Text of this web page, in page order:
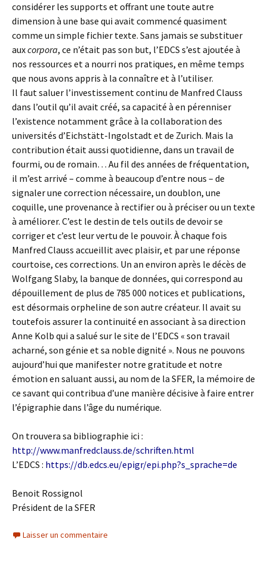
considérer les supports et offrant une toute autre
dimension à une base qui avait commencé quasiment
comme un simple fichier texte. Sans jamais se substituer
auxcorpora, ce n’était pas son but, l’EDCS s’est ajoutée à
nos ressources et a nourri nos pratiques, en même temps
que nous avons appris à la connaître et à l’utiliser.
Il faut saluer l’investissement continu de Manfred Clauss
dans l’outil qu’il avait créé, sa capacité à en pérenniser
l’existence notamment grâce à la collaboration des
universités d’Eichstätt-Ingolstadt et de Zurich. Mais la
contribution était aussi quotidienne, dans un travail de
fourmi, ou de romain… Au fil des années de fréquentation,
il m’est arrivé – comme à beaucoup d’entre nous – de
signaler une correction nécessaire, un doublon, une
coquille, une provenance à rectifier ou à préciser ou un texte
à améliorer. C’est le destin de tels outils de devoir se
corriger et c’est leur vertu de le pouvoir. À chaque fois
Manfred Clauss accueillit avec plaisir, et par une réponse
courtoise, ces corrections. Un an environ après le décès de
Wolfgang Slaby, la banque de données, qui correspond au
dépouillement de plus de 785 000 notices et publications,
est désormais orpheline de son autre créateur. Il avait su
toutefois assurer la continuité en associant à sa direction
Anne Kolb qui a salué sur le site de l’EDCS « son travail
acharné, son génie et sa noble dignité ». Nous ne pouvons
aujourd’hui que manifester notre gratitude et notre
émotion en saluant aussi, au nom de la SFER, la mémoire de
ce savant qui contribua d’une manière décisive à faire entrer
l’épigraphie dans l’âge du numérique.
On trouvera sa bibliographie ici :
http://www.manfredclauss.de/schriften.html
L’EDCS : https://db.edcs.eu/epigr/epi.php?s_sprache=de
Benoit Rossignol
Président de la SFER
Laisser un commentaire